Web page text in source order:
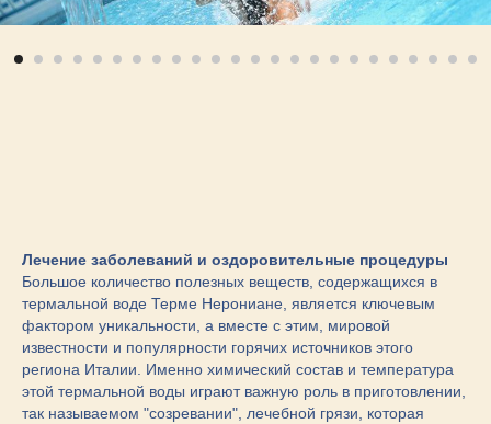
Лечение заболеваний и оздоровительные процедуры
Большое количество полезных веществ, содержащихся в
термальной воде Терме Нерониане, является ключевым
фактором уникальности, а вместе с этим, мировой
известности и популярности горячих источников этого
региона Италии. Именно химический состав и температура
этой термальной воды играют важную роль в приготовлении,
так называемом "созревании", лечебной грязи, которая